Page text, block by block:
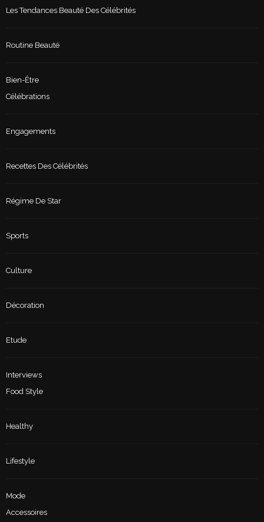
Les Tendances Beauté Des Célébrités
Routine Beauté
Bien-Être
Célébrations
Engagements
Recettes Des Célébrités
Régime De Star
Sports
Culture
Décoration
Etude
Interviews
Food Style
Healthy
Lifestyle
Mode
Accessoires